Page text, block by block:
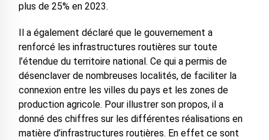
plus de 25% en 2023.
Il a également déclaré que le gouvernement a
renforcé les infrastructures routières sur toute
l’étendue du territoire national. Ce qui a permis de
désenclaver de nombreuses localités, de faciliter la
connexion entre les villes du pays et les zones de
production agricole. Pour illustrer son propos, il a
donné des chiffres sur les différentes réalisations en
matière d’infrastructures routières. En effet ce sont